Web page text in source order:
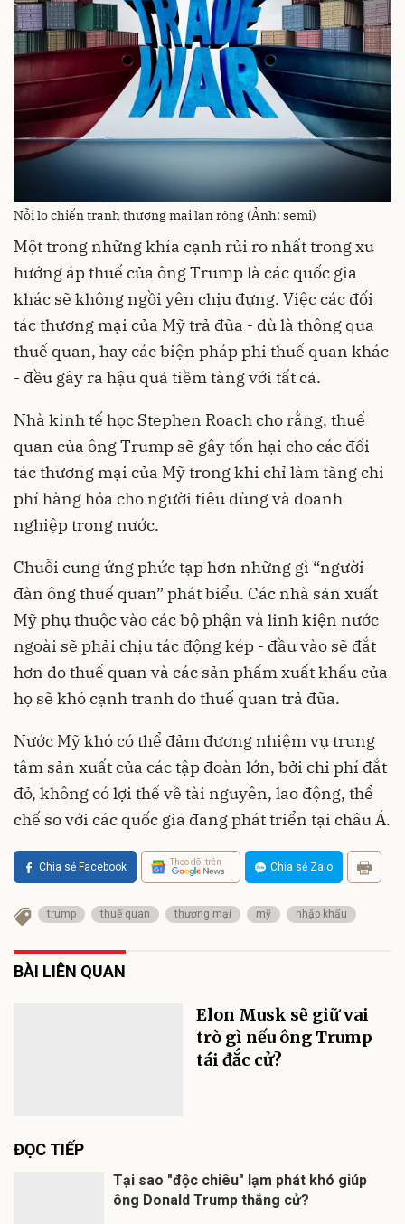
Nỗi lo chiến tranh thương mại lan rộng (Ảnh: semi)
Một trong những khía cạnh rủi ro nhất trong xu
hướng áp thuế của ông Trump là các quốc gia
khác sẽ không ngồi yên chịu đựng. Việc các đối
tác thương mại của Mỹ trả đũa - dù là thông qua
thuế quan, hay các biện pháp phi thuế quan khác
- đều gây ra hậu quả tiềm tàng với tất cả.
Nhà kinh tế học Stephen Roach cho rằng, thuế
quan của ông Trump sẽ gây tổn hại cho các đối
tác thương mại của Mỹ trong khi chỉ làm tăng chi
phí hàng hóa cho người tiêu dùng và doanh
nghiệp trong nước.
Chuỗi cung ứng phức tạp hơn những gì “người
đàn ông thuế quan” phát biểu. Các nhà sản xuất
Mỹ phụ thuộc vào các bộ phận và linh kiện nước
ngoài sẽ phải chịu tác động kép - đầu vào sẽ đắt
hơn do thuế quan và các sản phẩm xuất khẩu của
họ sẽ khó cạnh tranh do thuế quan trả đũa.
Nước Mỹ khó có thể đảm đương nhiệm vụ trung
tâm sản xuất của các tập đoàn lớn, bởi chi phí đắt
đỏ, không có lợi thế về tài nguyên, lao động, thể
chế so với các quốc gia đang phát triển tại châu Á.
Chia sẻ Facebook Theo dõi trên Chia sẻ Zalo
trump thuế quan thương mại mỹ nhập khẩu
BÀI LIÊN QUAN
Elon Musk sẽ giữ vai
trò gì nếu ông Trump
tái đắc cử?
ĐỌC TIẾP
Tại sao "độc chiêu" lạm phát khó giúp
ông Donald Trump thắng cử?